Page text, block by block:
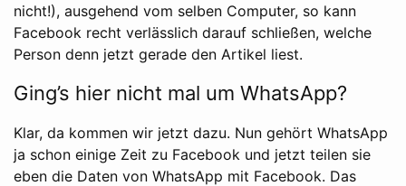
nicht!), ausgehend vom selben Computer, so kann
Facebook recht verlässlich darauf schließen, welche
Person denn jetzt gerade den Artikel liest.
Ging’s hier nicht mal um WhatsApp?
Klar, da kommen wir jetzt dazu. Nun gehört WhatsApp
ja schon einige Zeit zu Facebook und jetzt teilen sie
eben die Daten von WhatsApp mit Facebook. Das